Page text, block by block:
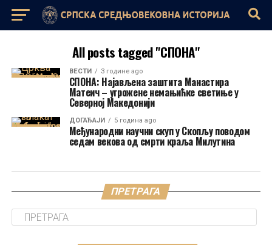
All posts tagged "СПОНА"
ВЕСТИ 3 године ago
СПОНА: Најављена заштита Манастира
Матеич – угрожене немањићке светиње у
Северној Македонији
ДОГАЂАЈИ 5 година ago
Међународни научни скуп у Скопљу поводом
седам векова од смрти краља Милутина
ПРЕТРАГА